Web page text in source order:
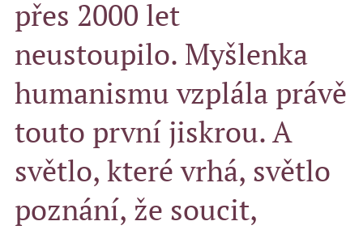
přes 2000 let
neustoupilo. Myšlenka
humanismu vzplála právě
touto první jiskrou. A
světlo, které vrhá, světlo
poznání, že soucit,